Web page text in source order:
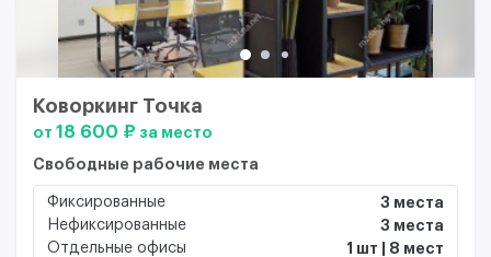
Коворкинг Точка
от 18 600 ₽ за место
Свободные рабочие места
Фиксированные
3 места
Нефиксированные
3 места
Отдельные офисы
1 шт | 8 мест